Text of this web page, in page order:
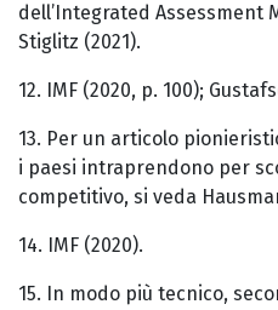
dell’Integrated Assessment
Stiglitz (2021).
12. IMF (2020, p. 100);
13. Per un articolo
i paesi intraprendono per
competitivo, si veda
14. IMF (2020).
15. In modo più tecnico,